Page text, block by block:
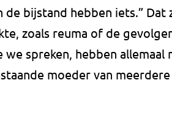
de bijstand hebben iets.”
zoals reuma of de
spreken, hebben allemaal
moeder van